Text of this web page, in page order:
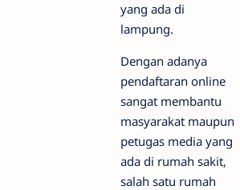
yang ada di
lampung.
Dengan adanya
pendaftaran online
sangat membantu
masyarakat maupun
petugas media yang
ada di rumah sakit,
salah satu rumah